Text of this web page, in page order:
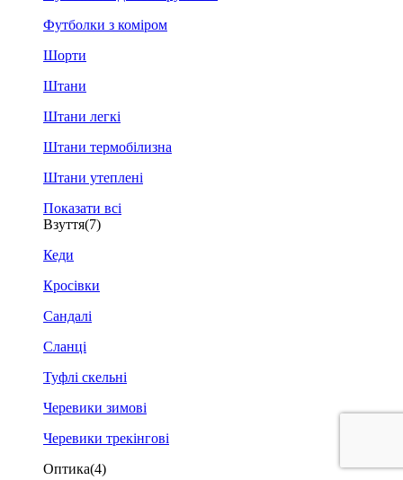
Футболки з коміром
Шорти
Штани
Штани легкі
Штани термобілизна
Штани утеплені
Показати всі
Взуття(7)
Кеди
Кросівки
Сандалі
Сланці
Туфлі скельні
Черевики зимові
Черевики трекінгові
Оптика(4)